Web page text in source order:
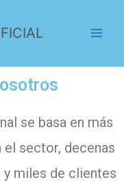
se basa en más
el sector, decenas
miles de clientes